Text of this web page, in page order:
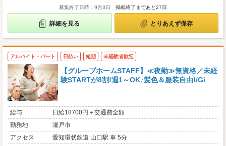
募集終了日時：9月3日 掲載終了まであと27日
詳細を見る とりあえず保存
アルバイト・パート 日払い 短期 未経験者歓迎
【グループホームSTAFF】≪夜勤≫無資格／未経
験STARTが8割!週1～OK♪髪色＆服装自由!/Gi
給与
日給18700円＋交通費全額
勤務地
瀬戸市
アクセス
愛知環状鉄道 山口駅 車 5分